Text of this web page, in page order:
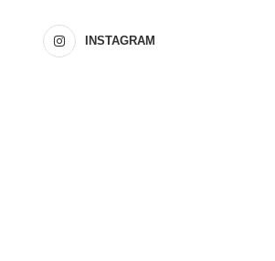
INSTAGRAM